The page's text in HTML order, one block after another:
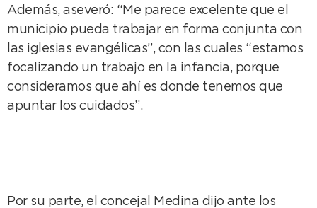
Además, aseveró: “Me parece excelente que el
municipio pueda trabajar en forma conjunta con
las iglesias evangélicas”, con las cuales “estamos
focalizando un trabajo en la infancia, porque
consideramos que ahí es donde tenemos que
apuntar los cuidados”.
Por su parte, el concejal Medina dijo ante los